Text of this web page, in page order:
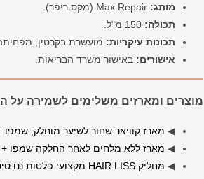
מותג: Max Repair (מקס ריפר).
תכולה: 150 מ"ל.
תכונות עיקריות: מועשרת בקרטין,
אישורים: באישור משרד הבריאות.
מוצרים ומארזים משלימים לשמירה על
◀ מארז קוויאר שחור לשיער מוחלק, שמפו
◀ מארז ללא מלחים לאחר החלקה שמפו +
◀ מחליק HAIR LISS מקצועי פלטות ננו טיטניום - הייר לייס